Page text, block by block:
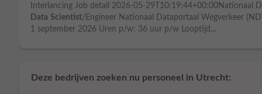
Interlancing Job detail 2026-05-29T10:19:44+00:00Nationaal
Data Scientist/Engineer Nationaal Dataportaal Wegverkeer
1 september 2026 Uren p/w: 36 uur p/w Looptijd...
Deze bedrijven zoeken nu personeel in Utrecht: